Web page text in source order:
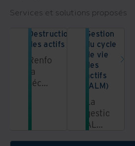
Services et solutions proposés
Destruction
des actifs IT
Renforcez
la
sécurité,
et
protégez
Gestion
du cycle
de vie
des
actifs
(ALM)
La
gestion
ALM